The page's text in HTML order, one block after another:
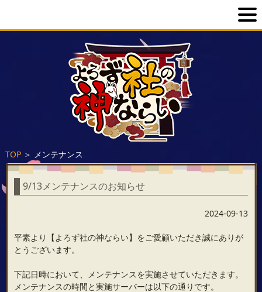
TOP＞ メンテナンス
9/13メンテナンスのお知らせ
2024-09-13
平素より【よろず社の神ならい】をご愛顧いただき誠にありが
とうございます。
下記日時において、メンテナンスを実施させていただきます。
メンテナンスの時間と実施サーバーは以下の通りです。